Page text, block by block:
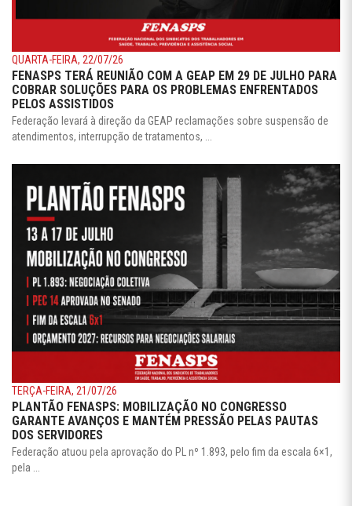
QUARTA-FEIRA, 22/07/26
FENASPS TERÁ REUNIÃO COM A GEAP EM 29 DE JULHO PARA
COBRAR SOLUÇÕES PARA OS PROBLEMAS ENFRENTADOS
PELOS ASSISTIDOS
Federação levará à direção da GEAP reclamações sobre suspensão de
atendimentos, interrupção de tratamentos, ...
TERÇA-FEIRA, 21/07/26
PLANTÃO FENASPS: MOBILIZAÇÃO NO CONGRESSO
GARANTE AVANÇOS E MANTÉM PRESSÃO PELAS PAUTAS
DOS SERVIDORES
Federação atuou pela aprovação do PL nº 1.893, pelo fim da escala 6×1,
pela ...